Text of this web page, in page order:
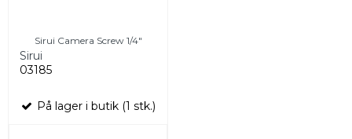
Sirui Camera Screw 1/4"
Sirui
03185
På lager i butik (1 stk.)